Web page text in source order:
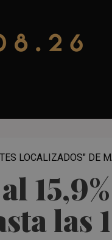
las
LOCALIZADOS" DE